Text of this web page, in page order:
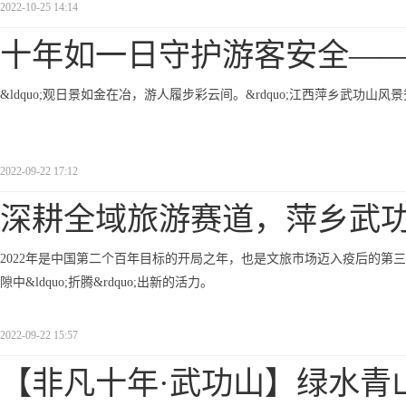
2022-10-25 14:14
十年如一日守护游客安全
&ldquo;观日景如金在冶，游人履步彩云间。&rdquo;江西萍乡武功山风
2022-09-22 17:12
深耕全域旅游赛道，萍乡武
2022年是中国第二个百年目标的开局之年，也是文旅市场迈入疫后的第
隙中&ldquo;折腾&rdquo;出新的活力。
2022-09-22 15:57
【非凡十年·武功山】绿水青